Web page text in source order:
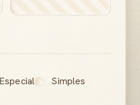
Especial Simples